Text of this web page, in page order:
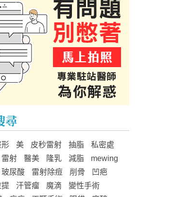
尋
形 美 皮秒雷射 抽脂
私密處
雷射 醫美 隆乳 減脂
mewing
玻尿酸 雷射除痘 削骨
凹疤
汗管瘤 魔滴
變性手術